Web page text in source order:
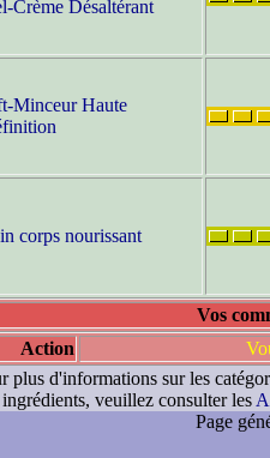
Crème Désaltérant
Minceur Haute
corps nourissant
Vos
Action
plus d'informations sur les
ingrédients, veuillez consulter les
Page